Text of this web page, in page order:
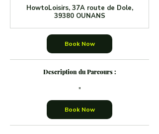
HowtoLoisirs, 37A route de Dole,
39380 OUNANS
Book Now
Description du Parcours :
"
Book Now